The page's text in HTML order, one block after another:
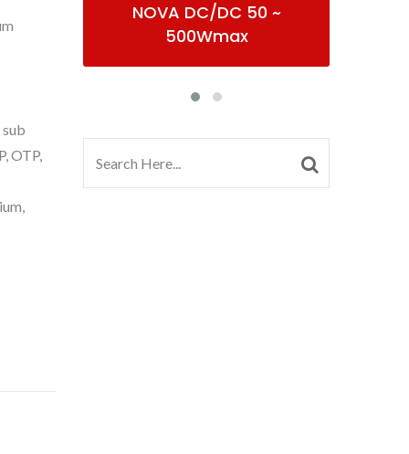
OTP,
AC/DC Potentia Clausa